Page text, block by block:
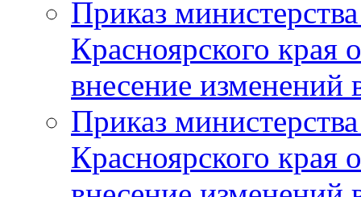
Приказ
Красноярского
внесение изменений
Приказ
Красноярского